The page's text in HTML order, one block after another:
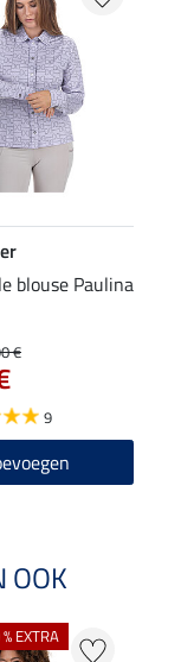
blouse Paulina
€
9
OOK
EXTRA